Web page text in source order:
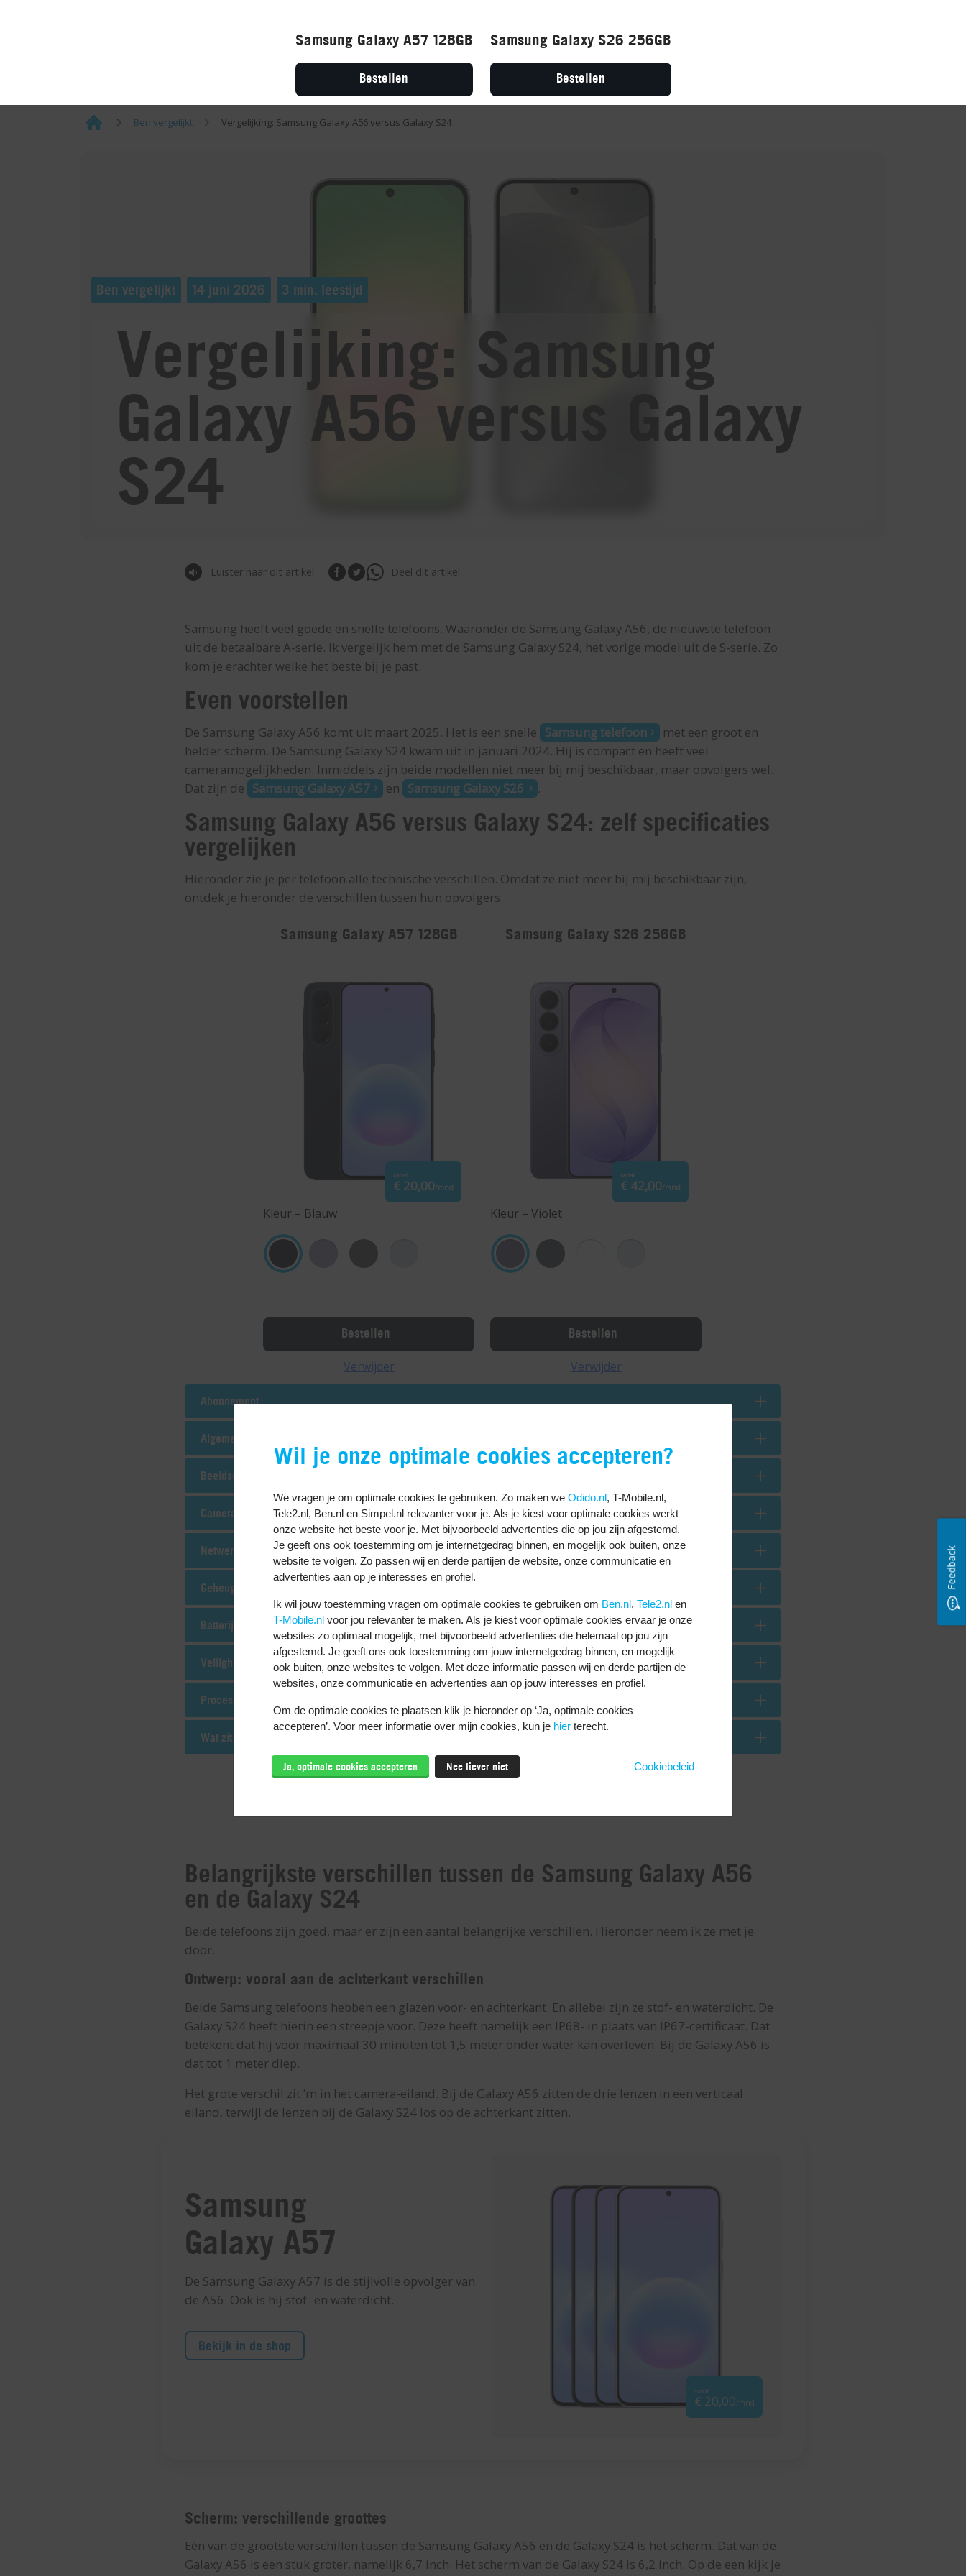
BEN VERGELIJKT
Home Ben vergelijkt Vergelijking: Samsung Galaxy A56 versus Galaxy S24
Ben vergelijkt 14 juni 2026 3 min. leestijd
Vergelijking: Samsung
Galaxy A56 versus Galaxy
S24
Luister naar dit artikel Deel dit artikel
Samsung heeft veel goede en snelle telefoons. Waaronder de Samsung Galaxy A56, de nieuwste telefoon
uit de betaalbare A-serie. Ik vergelijk hem met de Samsung Galaxy S24, het vorige model uit de S-serie. Zo
kom je erachter welke het beste bij je past.
Even voorstellen
De Samsung Galaxy A56 komt uit maart 2025. Het is een snelle Samsung telefoon
met een groot en
helder scherm. De Samsung Galaxy S24 kwam uit in januari 2024. Hij is compact en heeft veel
cameramogelijkheden. Inmiddels zijn beide modellen niet meer bij mij beschikbaar, maar opvolgers wel.
Dat zijn de Samsung Galaxy A57 en Samsung Galaxy S26 .
Samsung Galaxy A56 versus Galaxy S24: zelf specificaties
vergelijken
Hieronder zie je per telefoon alle technische verschillen. Omdat ze niet meer bij mij beschikbaar zijn,
ontdek je hieronder de verschillen tussen hun opvolgers.
Samsung Galaxy A57 128GB
Bestellen
Samsung Galaxy S26 256GB
Bestellen
Samsung Galaxy A57 128GB
vanaf
€ 20,00/mnd
Kleur – Blauw
Bestellen
Verwijder
Samsung Galaxy S26 256GB
vanaf
€ 42,00/mnd
Kleur – Violet
Bestellen
Verwijder
Abonnement
Algemeen
Beeldscherm
Camera
Netwerk
Geheugen
Batterij
Veiligheid
Processor
Wat zit er in de doos:
Belangrijkste verschillen tussen de Samsung Galaxy A56
en de Galaxy S24
Beide telefoons zijn goed, maar er zijn een aantal belangrijke verschillen. Hieronder neem ik ze met je
door.
Ontwerp: vooral aan de achterkant verschillen
Beide Samsung telefoons hebben een glazen voor- en achterkant. En allebei zijn ze stof- en waterdicht. De
Galaxy S24 heeft hierin een streepje voor. Deze heeft namelijk een IP68- in plaats van IP67-certificaat. Dat
betekent dat hij voor maximaal 30 minuten tot 1,5 meter onder water kan overleven. Bij de Galaxy A56 is
dat tot 1 meter diep.
Het grote verschil zit ’m in het camera-eiland. Bij de Galaxy A56 zitten de drie lenzen in een verticaal
eiland, terwijl de lenzen bij de Galaxy S24 los op de achterkant zitten.
Samsung
Galaxy A57
De Samsung Galaxy A57 is de stijlvolle opvolger van
de A56. Ook is hij stof- en waterdicht.
Bekijk in de shop
vanaf
€ 20,00/mnd
Scherm: verschillende groottes
Eén van de grootste verschillen tussen de Samsung Galaxy A56 en de Galaxy S24 is het scherm. Dat van de
Galaxy A56 is een stuk groter, namelijk 6,7 inch. Het scherm van de Galaxy S24 is 6,2 inch. Op de een kijk je
Feedback
Wil je onze optimale cookies accepteren?
We vragen je om optimale cookies te gebruiken. Zo maken we Odido.nl, T-Mobile.nl,
Tele2.nl, Ben.nl en Simpel.nl relevanter voor je. Als je kiest voor optimale cookies werkt
onze website het beste voor je. Met bijvoorbeeld advertenties die op jou zijn afgestemd.
Je geeft ons ook toestemming om je internetgedrag binnen, en mogelijk ook buiten, onze
website te volgen. Zo passen wij en derde partijen de website, onze communicatie en
advertenties aan op je interesses en profiel.
Ik wil jouw toestemming vragen om optimale cookies te gebruiken om Ben.nl, Tele2.nl en
T-Mobile.nl voor jou relevanter te maken. Als je kiest voor optimale cookies ervaar je onze
websites zo optimaal mogelijk, met bijvoorbeeld advertenties die helemaal op jou zijn
afgestemd. Je geeft ons ook toestemming om jouw internetgedrag binnen, en mogelijk
ook buiten, onze websites te volgen. Met deze informatie passen wij en derde partijen de
websites, onze communicatie en advertenties aan op jouw interesses en profiel.
Om de optimale cookies te plaatsen klik je hieronder op ‘Ja, optimale cookies
accepteren’. Voor meer informatie over mijn cookies, kun je hier terecht.
Ja, optimale cookies accepteren Nee liever niet Cookiebeleid